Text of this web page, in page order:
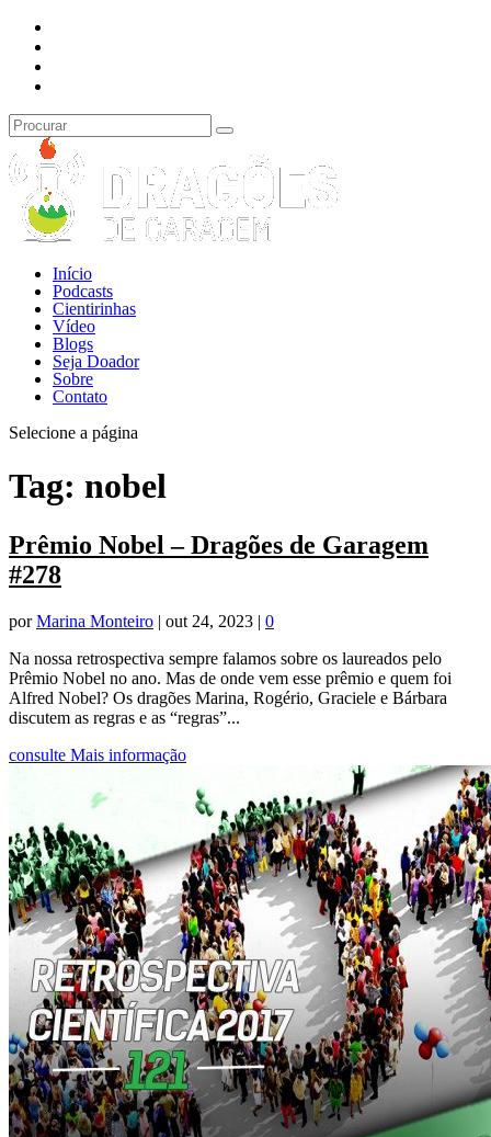
Início
Podcasts
Cientirinhas
Vídeo
Blogs
Seja Doador
Sobre
Contato
Selecione a página
Tag: nobel
Prêmio Nobel – Dragões de Garagem
#278
porMarina Monteiro | out 24, 2023 | 0
Na nossa retrospectiva sempre falamos sobre os laureados pelo
Prêmio Nobel no ano. Mas de onde vem esse prêmio e quem foi
Alfred Nobel? Os dragões Marina, Rogério, Graciele e Bárbara
discutem as regras e as “regras”...
consulte Mais informação